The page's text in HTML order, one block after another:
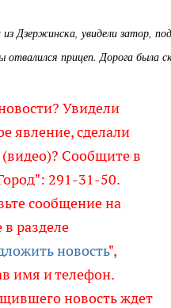
из Дзержинска, увидели затор,
прицеп. Дорога была
Увидели
явление, сделали
Сообщите в
291-31-50.
сообщение на
в разделе
новость",
имя и телефон.
новость ждет